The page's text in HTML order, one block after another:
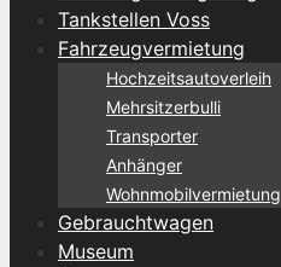
Tankstellen Voss
Fahrzeugvermietung
Hochzeitsautoverleih
Mehrsitzerbulli
Transporter
Anhänger
Wohnmobilvermietung
Gebrauchtwagen
Museum